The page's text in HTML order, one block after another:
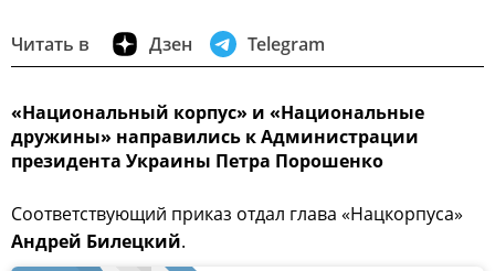
Читать в Дзен Telegram
«Национальный корпус» и «Национальные
дружины» направились к Администрации
президента Украины Петра Порошенко
Соответствующий приказ отдал глава «Нацкорпуса»
Андрей Билецкий.